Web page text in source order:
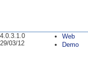
4.0.3.1.0
29/03/12
Web
Demo